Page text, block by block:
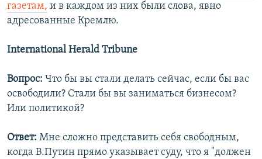
газетам, и в каждом из них были слова, явно
адресованные Кремлю.
International Herald Tribune
Вопрос: Что бы вы стали делать сейчас, если бы вас
освободили? Стали бы вы заниматься бизнесом?
Или политикой?
Ответ: Мне сложно представить себя свободным,
когда В.Путин прямо указывает суду, что я "должен